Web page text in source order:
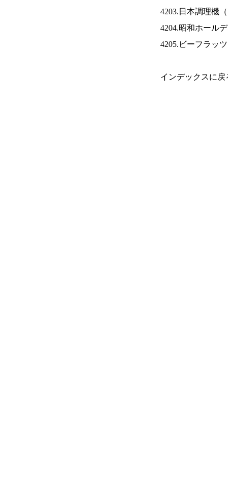
4203.日本調理機（
4204.昭和ホール
4205.ビーフラッ
インデックスに戻